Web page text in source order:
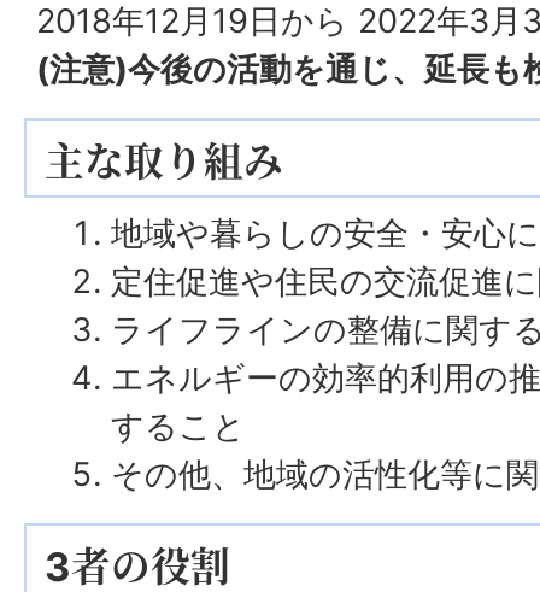
2018年12月19日から 2022年3月
(注意)今後の活動を通じ、延長も
主な取り組み
地域や暮らしの安全・安心
定住促進や住民の交流促進
ライフラインの整備に関す
エネルギーの効率的利用の
すること
その他、地域の活性化等に
3者の役割